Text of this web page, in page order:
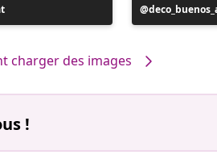
Publication
publiée
charger des images
!